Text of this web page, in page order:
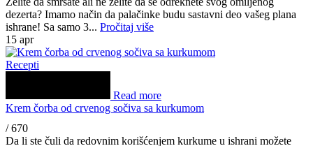
dezerta? Imamo način da palačinke budu sastavni deo vašeg plana
ishrane! Sa samo 3... Pročitaj više
15 apr
Recepti
Read more
Krem čorba od crvenog sočiva sa kurkumom
/ 670
Da li ste čuli da redovnim korišćenjem kurkume u ishrani možete